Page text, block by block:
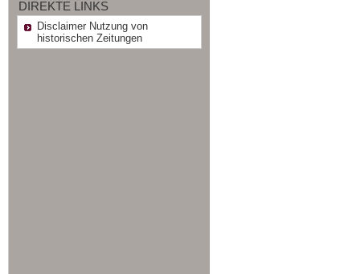
DIREKTE LINKS
Disclaimer Nutzung von
historischen Zeitungen